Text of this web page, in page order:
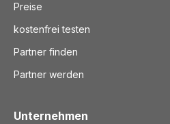
Preise
kostenfrei testen
Partner finden
Partner werden
Unternehmen